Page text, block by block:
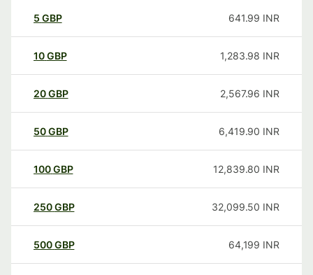
5 GBP 641.99 INR
10GBP 1,283.98 INR
20GBP 2,567.96 INR
50GBP 6,419.90 INR
100GBP 12,839.80 INR
250GBP 32,099.50 INR
500GBP 64,199 INR